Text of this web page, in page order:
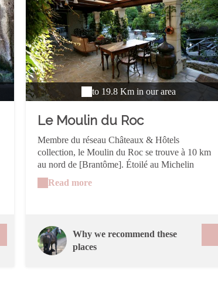
to 19.8 Km in our area
Le Moulin du Roc
Membre du réseau Châteaux & Hôtels
collection, le Moulin du Roc se trouve à 10 km
au nord de [Brantôme]. Étoilé au Michelin
depuis 1979, la table gastronomique propose une
cuisine généreuse et de qualité. Truffe, noix ou
légumes proviennent en partie du jardin potager.
La cave à vins abrite 800 références ainsi qu'une
belle sélection de cognacs, armagnacs et
Read more
Why we recommend these
places